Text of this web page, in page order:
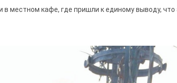
местном кафе, где пришли к единому выводу,